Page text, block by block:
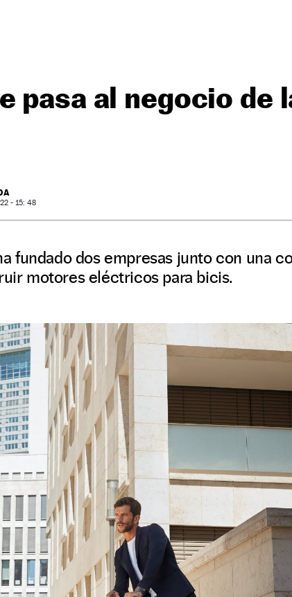
pasa al negocio de
- 15: 48
fundado dos empresas junto con una
motores eléctricos para bicis.